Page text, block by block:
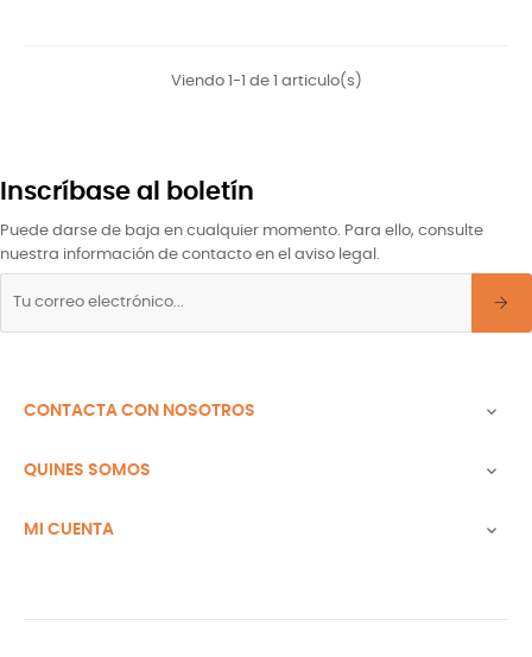
Viendo 1-1 de 1 articulo(s)
Inscríbase al boletín
Puede darse de baja en cualquier momento. Para ello, consulte
nuestra información de contacto en el aviso legal.
CONTACTA CON NOSOTROS 
QUINES SOMOS 
MI CUENTA 